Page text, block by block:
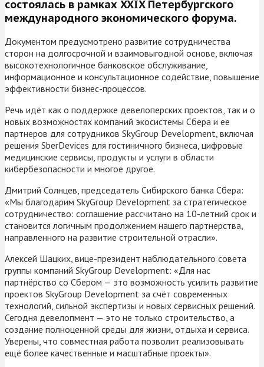
состоялась в рамках XXIX Петербургского
международного экономического форума.
Документом предусмотрено развитие сотрудничества
сторон на долгосрочной и взаимовыгодной основе, включая
высокотехнологичное банковское обслуживание,
информационное и консультационное содействие, повышение
эффективности бизнес-процессов.
Речь идёт как о поддержке девелоперских проектов, так и о
новых возможностях компаний экосистемы Сбера и ее
партнеров для сотрудников SkyGroup Development, включая
решения SberDevices для гостиничного бизнеса, цифровые
медицинские сервисы, продукты и услуги в области
кибербезопасности и многое другое.
Дмитрий Солнцев, председатель Сибирского банка Сбера:
«Мы благодарим SkyGroup Development за стратегическое
сотрудничество: соглашение рассчитано на 10-летний срок и
становится логичным продолжением нашего партнерства,
направленного на развитие строительной отрасли».
Алексей Шацких, вице-президент наблюдательного совета
группы компаний SkyGroup Development: «Для нас
партнёрство со Сбером — это возможность усилить развитие
проектов SkyGroup Development за счёт современных
технологий, сильной экспертизы и новых сервисных решений.
Сегодня девелопмент — это не только строительство, а
создание полноценной среды для жизни, отдыха и сервиса.
Уверены, что совместная работа позволит реализовывать
ещё более качественные и масштабные проекты».